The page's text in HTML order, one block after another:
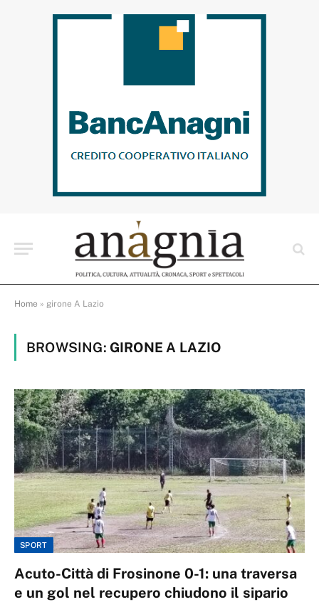
Home » girone A Lazio
BROWSING: GIRONE A LAZIO
SPORT
Acuto-Città di Frosinone 0-1: una traversa
e un gol nel recupero chiudono il sipario